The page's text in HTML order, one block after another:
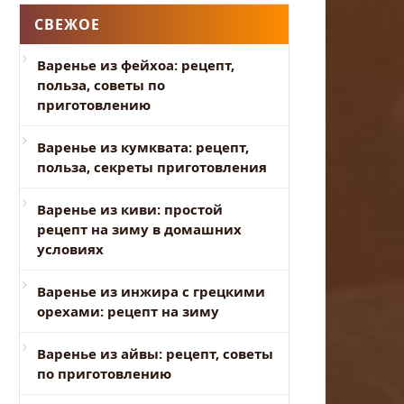
СВЕЖОЕ
Варенье из фейхоа: рецепт,
польза, советы по
приготовлению
Варенье из кумквата: рецепт,
польза, секреты приготовления
Варенье из киви: простой
рецепт на зиму в домашних
условиях
Варенье из инжира с грецкими
орехами: рецепт на зиму
Варенье из айвы: рецепт, советы
по приготовлению